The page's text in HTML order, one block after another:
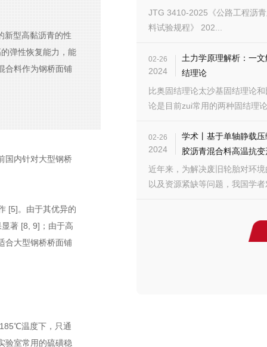
新型高黏沥青的性
弹性恢复能力，能
合料作为钢桥面铺
国内针对大型钢桥
[5]。由于其优异的
著 [8, 9]；由于高
合大型钢桥桥面铺
温度下，只通
验室常用的硫磺稳
JTG 3410-2025《公路工程沥
料试验规程》 202...
02-26
2024
土力学原理解析：一
结理论
比奥固结理论太沙基固结理论
论是目前zui常用的两种固结理
02-26
2024
学术丨基于单轴静载
胶沥青混合料高温抗
近年来，为解决废旧轮胎对环
以及资源紧缺等问题，我国学